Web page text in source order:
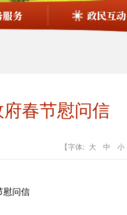
服务 政民互动
春节慰问信
【字体: 大 中 小
慰问信